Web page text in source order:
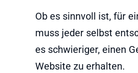
Ob es sinnvoll ist, für
muss jeder selbst
es schwieriger, einen
Website zu erhalten.